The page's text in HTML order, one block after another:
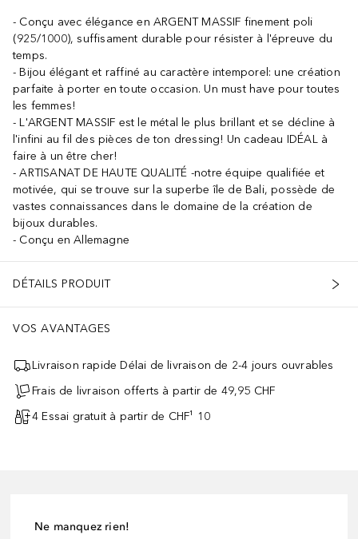
Conçu avec élégance en ARGENT MASSIF finement poli
(925/1000), suffisament durable pour résister à l'épreuve du
temps.
Bijou élégant et raffiné au caractère intemporel: une création
parfaite à porter en toute occasion. Un must have pour toutes
les femmes!
L'ARGENT MASSIF est le métal le plus brillant et se décline à
l'infini au fil des pièces de ton dressing! Un cadeau IDÉAL à
faire à un être cher!
ARTISANAT DE HAUTE QUALITÉ -notre équipe qualifiée et
motivée, qui se trouve sur la superbe île de Bali, possède de
vastes connaissances dans le domaine de la création de
bijoux durables.
Conçu en Allemagne
DÉTAILS PRODUIT
VOS AVANTAGES
Livraison rapide Délai de livraison de 2-4 jours ouvrables
Frais de livraison offerts à partir de 49,95 CHF
4 Essai gratuit à partir de CHF¹ 10
Ne manquez rien!